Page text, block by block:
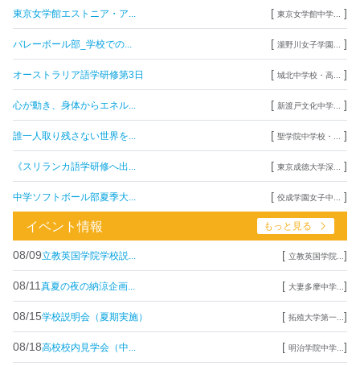
東京女学館エストニア・ア... [ 東京女学館中学... ]
バレーボール部_学校での... [ 瀧野川女子学園... ]
オーストラリア語学研修第3日 [ 城北中学校・高... ]
心が動き、身体からエネル... [ 新渡戸文化中学... ]
誰一人取り残さない世界を... [ 聖学院中学校・... ]
《スリランカ語学研修へ出... [ 東京成徳大学深... ]
中学ソフトボール部夏季大... [ 佼成学園女子中... ]
イベント情報 もっと見る
08/09立教英国学院学校説... [ 立教英国学院... ]
08/11 真夏の夜の納涼企画... [ 大妻多摩中学... ]
08/15学校説明会（夏期実施） [ 拓殖大学第一... ]
08/18高校校内見学会（中... [ 明治学院中学... ]